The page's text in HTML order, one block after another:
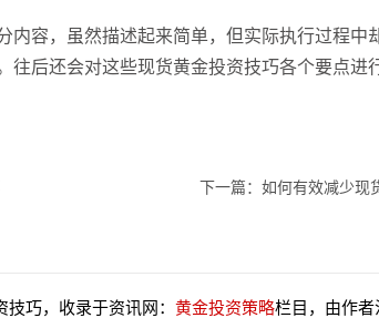
内容，虽然描述起来简单，但实际执行过程中
往后还会对这些现货黄金投资技巧各个要点进
下一篇： 如何有效减少现
巧，收录于资讯网： 黄金投资策略栏目，由作